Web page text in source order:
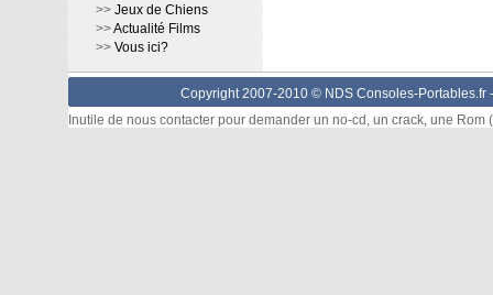
>> Jeux de Chiens
>>Actualité Films
>> Vous ici?
Copyright 2007-2010 © NDS Consoles-Portables.fr
Inutile de nous contacter pour demander un no-cd, un crack, une